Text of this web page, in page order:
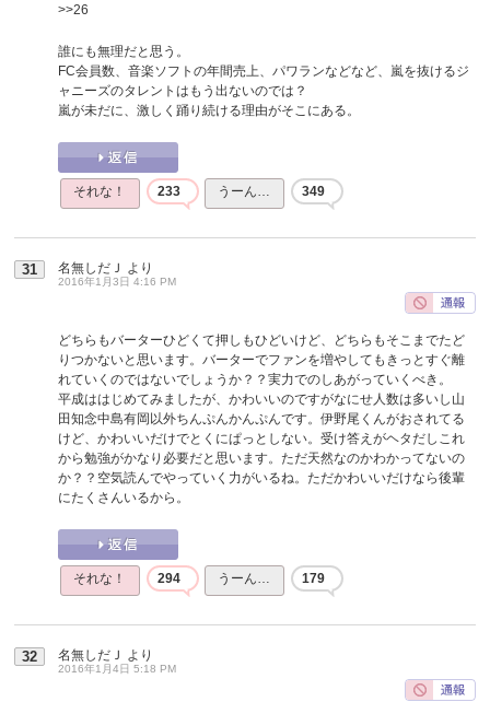
>>26
誰にも無理だと思う。
FC会員数、音楽ソフトの年間売上、パワランなどなど、嵐を抜けるジ
ャニーズのタレントはもう出ないのでは？
嵐が未だに、激しく踊り続ける理由がそこにある。
それな！ 233 うーん… 349
31 名無しだＪ より
2016年1月3日 4:16 PM
どちらもバーターひどくて押しもひどいけど、どちらもそこまでたど
りつかないと思います。バーターでファンを増やしてもきっとすぐ離
れていくのではないでしょうか？？実力でのしあがっていくべき。
平成ははじめてみましたが、かわいいのですがなにせ人数は多いし山
田知念中島有岡以外ちんぷんかんぷんです。伊野尾くんがおされてる
けど、かわいいだけでとくにぱっとしない。受け答えがヘタだしこれ
から勉強がかなり必要だと思います。ただ天然なのかわかってないの
か？？空気読んでやっていく力がいるね。ただかわいいだけなら後輩
にたくさんいるから。
それな！ 294 うーん… 179
32 名無しだＪ より
2016年1月4日 5:18 PM